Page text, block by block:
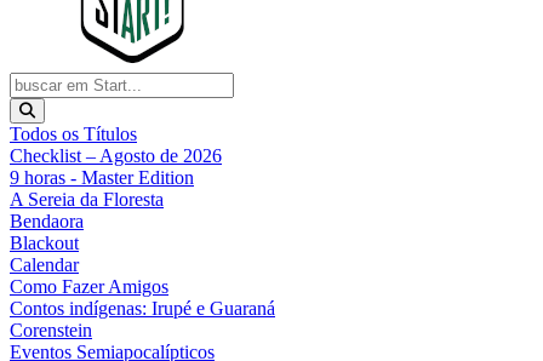
Todos os Títulos
Checklist – Agosto de 2026
9 horas - Master Edition
A Sereia da Floresta
Bendaora
Blackout
Calendar
Como Fazer Amigos
Contos indígenas: Irupé e Guaraná
Corenstein
Eventos Semiapocalípticos